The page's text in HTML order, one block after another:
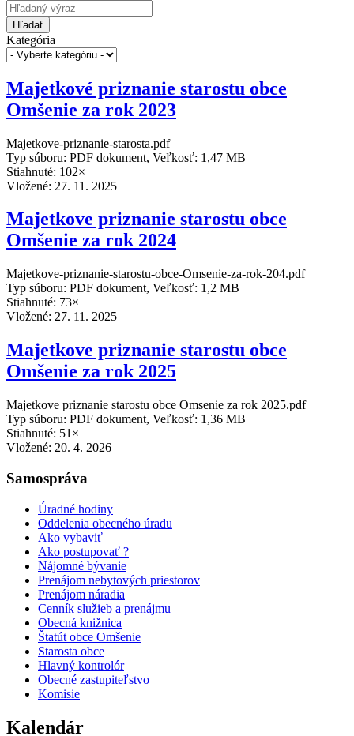
Hľadať
Kategória
Majetkové priznanie starostu obce
Omšenie za rok 2023
Majetkove-priznanie-starosta.pdf
Typ súboru: PDF dokument, Veľkosť: 1,47 MB
Stiahnuté: 102×
Vložené: 27. 11. 2025
Majetkove priznanie starostu obce
Omšenie za rok 2024
Majetkove-priznanie-starostu-obce-Omsenie-za-rok-204.pdf
Typ súboru: PDF dokument, Veľkosť: 1,2 MB
Stiahnuté: 73×
Vložené: 27. 11. 2025
Majetkove priznanie starostu obce
Omšenie za rok 2025
Majetkove priznanie starostu obce Omsenie za rok 2025.pdf
Typ súboru: PDF dokument, Veľkosť: 1,36 MB
Stiahnuté: 51×
Vložené: 20. 4. 2026
Samospráva
Úradné hodiny
Oddelenia obecného úradu
Ako vybaviť
Ako postupovať ?
Nájomné bývanie
Prenájom nebytových priestorov
Prenájom náradia
Cenník služieb a prenájmu
Obecná knižnica
Štatút obce Omšenie
Starosta obce
Hlavný kontrolór
Obecné zastupiteľstvo
Komisie
Kalendár